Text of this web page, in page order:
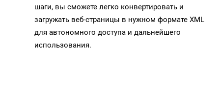
шаги, вы сможете легко конвертировать и
загружать веб-страницы в нужном формате XML
для автономного доступа и дальнейшего
использования.